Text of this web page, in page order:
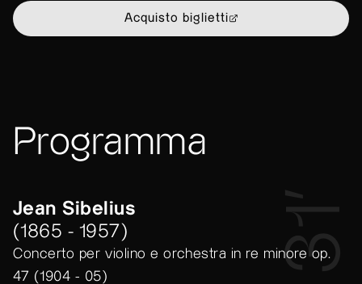
Acquisto biglietti
Programma
Jean Sibelius
(1865 - 1957)
Concerto per violino e orchestra in re minore op.
47 (1904 - 05)
31’